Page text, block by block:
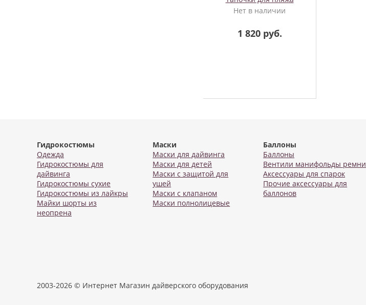
Нет в наличии
1 820 руб.
Гидрокостюмы
Одежда
Гидрокостюмы для
дайвинга
Гидрокостюмы сухие
Гидрокостюмы из лайкры
Майки шорты из
неопрена
Маски
Маски для дайвинга
Маски для детей
Маски с защитой для
ушей
Маски с клапаном
Маски полнолицевые
Баллоны
Баллоны
Вентили манифольды ремни
Аксессуары для спарок
Прочие аксессуары для
баллонов
2003-2026 © Интернет Магазин дайверского оборудования